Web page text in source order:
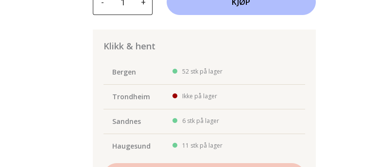
pad
DA
Turkis
Klikk & hent
Bergen 52 stk på lager
Trondheim Ikke på lager
Sandnes 6 stk på lager
Haugesund 11 stk på lager